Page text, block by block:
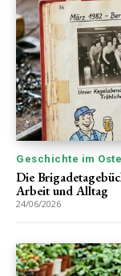
Geschichte im
Die
Arbeit und Alltag
24/06/2026